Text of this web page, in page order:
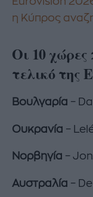
η Κύπρος
Οι 10
τελικό της
Βουλγαρία –
Ουκρανία –
Νορβηγία –
Αυστραλία –